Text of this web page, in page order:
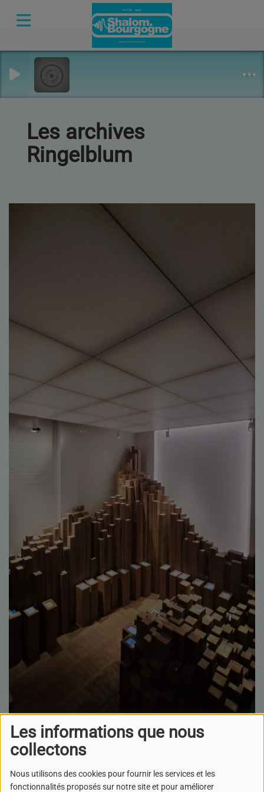
Les informations que nous
collectons
Nous utilisons des cookies pour fournir les services et les
fonctionnalités proposés sur notre site et pour améliorer
Les archives
Ringelblum
ÉCOUTER LE PODCAST